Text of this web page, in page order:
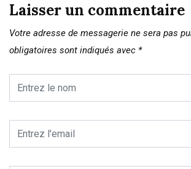
Laisser un commentaire
Votre adresse de messagerie ne sera pas
obligatoires sont indiqués avec *